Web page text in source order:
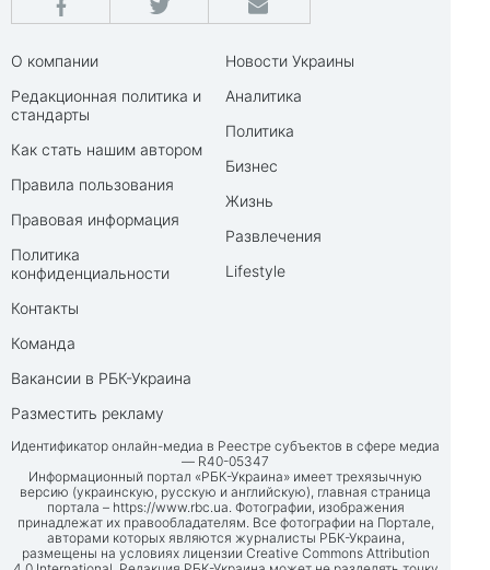
О компании
Редакционная политика и
стандарты
Как стать нашим автором
Правила пользования
Правовая информация
Политика
конфиденциальности
Контакты
Команда
Вакансии в РБК-Украина
Разместить рекламу
Новости Украины
Аналитика
Политика
Бизнес
Жизнь
Развлечения
Lifestyle
Идентификатор онлайн-медиа в Реестре субъектов в сфере медиа
— R40-05347
Информационный портал «РБК-Украина» имеет трехязычную
версию (украинскую, русскую и английскую), главная страница
портала – https://www.rbc.ua. Фотографии, изображения
принадлежат их правообладателям. Все фотографии на Портале,
авторами которых являются журналисты РБК-Украина,
размещены на условиях лицензии Creative Commons Attribution